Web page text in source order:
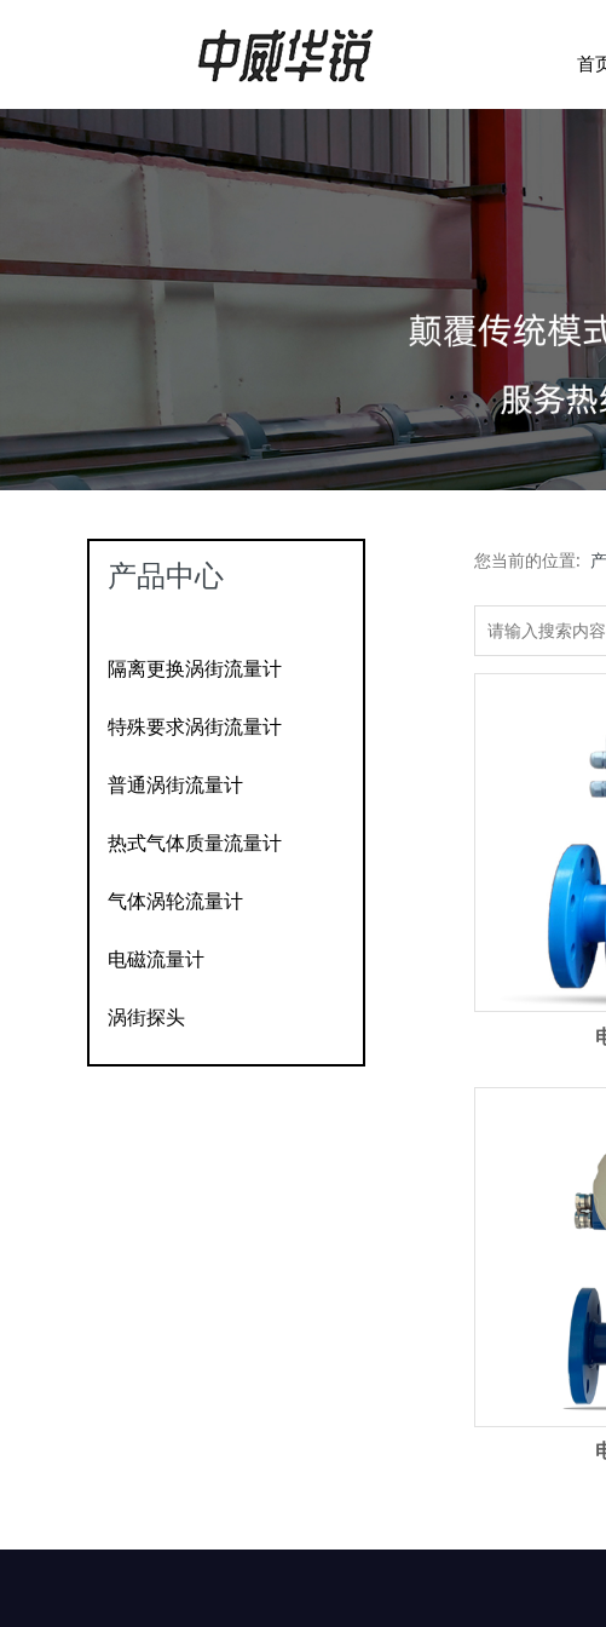
首
产品中心
隔离更换涡街流量计
特殊要求涡街流量计
普通涡街流量计
热式气体质量流量计
气体涡轮流量计
电磁流量计
涡街探头
您当前的位置: